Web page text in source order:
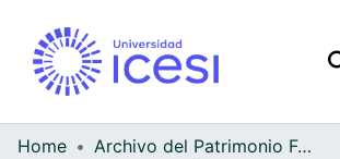
Home
Archivo del Patrimonio Fotográfico y Fílmico del Valle del Cauca